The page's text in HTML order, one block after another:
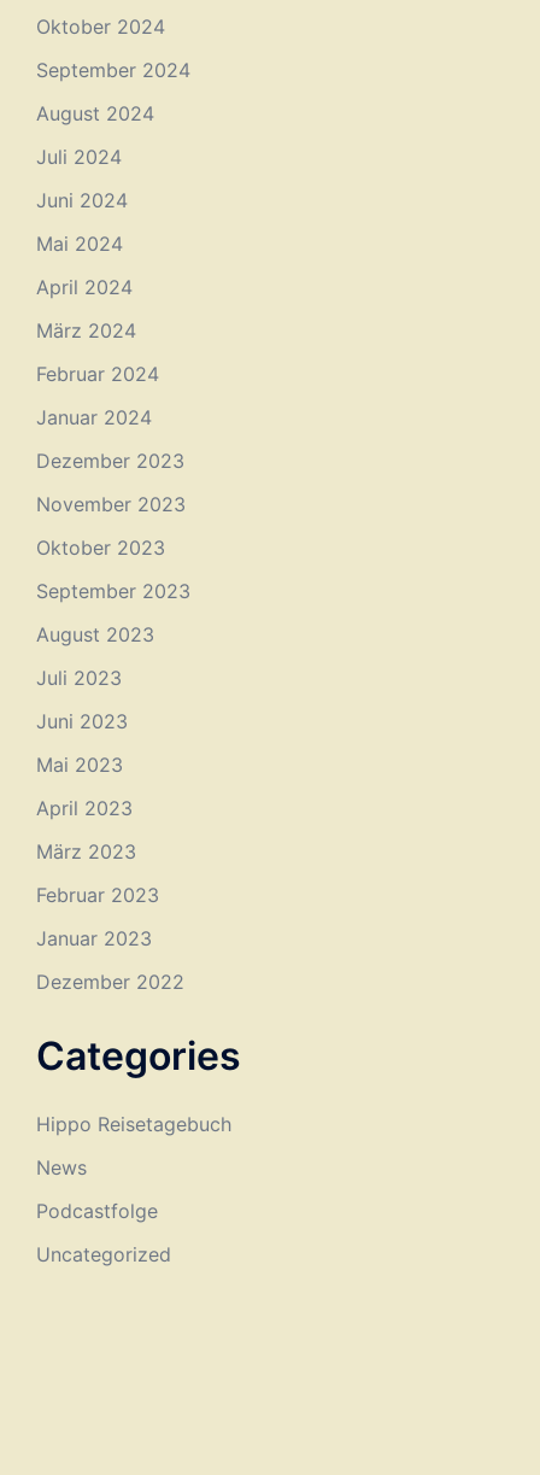
Oktober 2024
September 2024
August 2024
Juli 2024
Juni 2024
Mai 2024
April 2024
März 2024
Februar 2024
Januar 2024
Dezember 2023
November 2023
Oktober 2023
September 2023
August 2023
Juli 2023
Juni 2023
Mai 2023
April 2023
März 2023
Februar 2023
Januar 2023
Dezember 2022
Categories
Hippo Reisetagebuch
News
Podcastfolge
Uncategorized